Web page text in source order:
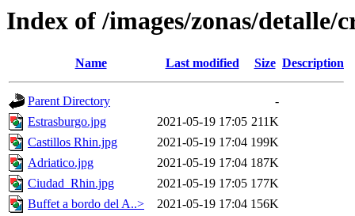
Index of /images/zonas/detalle/
Name Last modified Size Description
Parent Directory
-
Estrasburgo.jpg
2021-05-19 17:05 211K
Castillos Rhin.jpg
2021-05-19 17:04 199K
Adriatico.jpg
2021-05-19 17:04 187K
Ciudad_Rhin.jpg
2021-05-19 17:05 177K
Buffet a bordo del A..>
2021-05-19 17:04 156K